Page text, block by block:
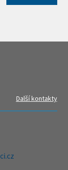
Další kontakty